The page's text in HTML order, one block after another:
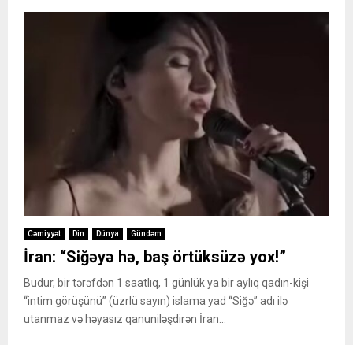
Cəmiyyət Din Dünya Gündəm
İran: “Siğəyə hə, baş örtüksüzə yox!”
Budur, bir tərəfdən 1 saatlıq, 1 günlük ya bir aylıq qadın-kişi
“intim görüşünü” (üzrlü sayın) islama yad “Siğə” adı ilə
utanmaz və həyasız qanuniləşdirən İran...